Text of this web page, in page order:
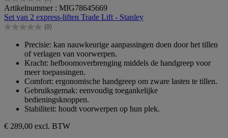
0.0
van
de
5
Artikelnummer : MIG78645669
Set van 2 express-liften Trade Lift - Stanley
(0)
0.0
sterren.
Precisie: kan nauwkeurige aanpassingen doen door het tillen
of verlagen van voorwerpen.
Kracht: hefboomoverbrenging middels de handgreep voor
meer toepassingen.
Comfort: ergonomische handgreep om zware lasten te tillen.
Gebruiksgemak: eenvoudig toegankelijke
bedieningsknoppen.
Stabiliteit: houdt voorwerpen op hun plek.
€ 289,00 excl. BTW